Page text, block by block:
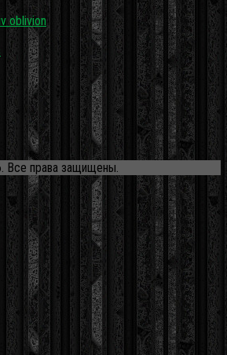
oblivion
Все права защищены.